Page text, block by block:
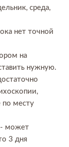
среда,
нет точной
на
нужную.
по месту
- может
3 дня